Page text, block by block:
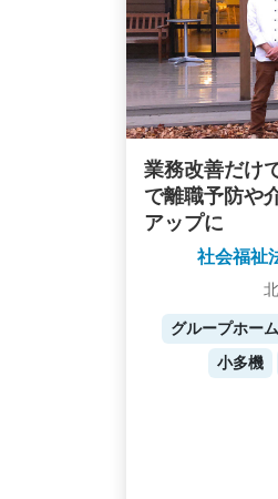
業務改善だけ
で離職予防や
アップに
社会福祉
グループホーム
小多機